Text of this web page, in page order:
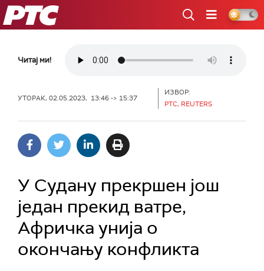
РТС
Читај ми!
УТОРАК, 02.05.2023, 13:46 -> 15:37
ИЗВОР:
РТС, REUTERS
У Судану прекршен још
један прекид ватре,
Афричка унија о
окончању конфликта